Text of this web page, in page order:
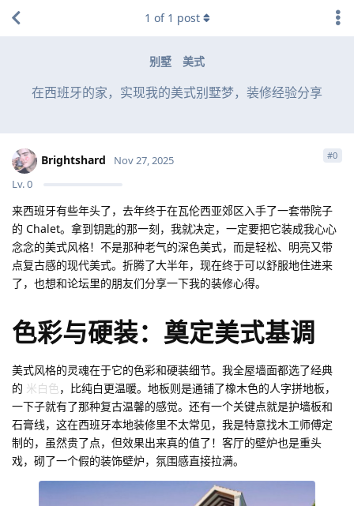
别墅 美式
在西班牙的家，实现我的美式别墅梦，装修经验分享
1 of 1 post
Brightshard
Lv.0
Nov 27, 2025 #0
来西班牙有些年头了，去年终于在瓦伦西亚郊区入手了一套带院子
的 Chalet。拿到钥匙的那一刻，我就决定，一定要把它装成我心心
念念的美式风格！不是那种老气的深色美式，而是轻松、明亮又带
点复古感的现代美式。折腾了大半年，现在终于可以舒服地住进来
了，也想和论坛里的朋友们分享一下我的装修心得。
色彩与硬装：奠定美式基调
美式风格的灵魂在于它的色彩和硬装细节。我全屋墙面都选了经典
的 米白色，比纯白更温暖。地板则是通铺了橡木色的人字拼地板，
一下子就有了那种复古温馨的感觉。还有一个关键点就是护墙板和
石膏线，这在西班牙本地装修里不太常见，我是特意找木工师傅定
制的，虽然贵了点，但效果出来真的值了！客厅的壁炉也是重头
戏，砌了一个假的装饰壁炉，氛围感直接拉满。